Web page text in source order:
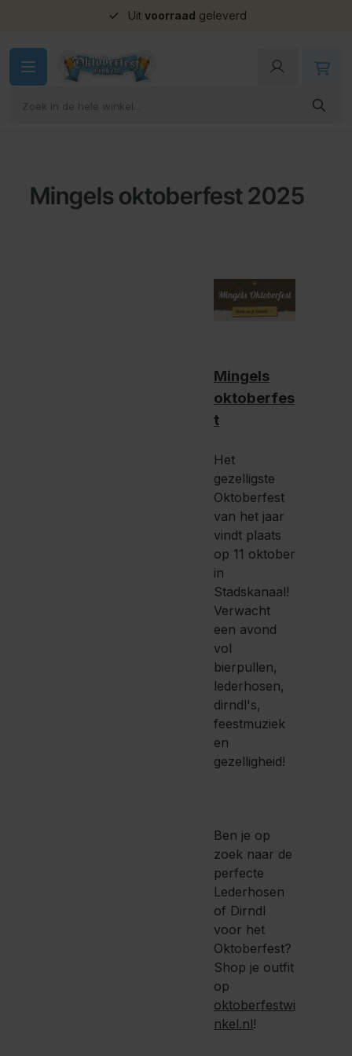
Uit voorraad geleverd
Mingels oktoberfest 2025
Mingels
oktoberfes
t
Het
gezelligste
Oktoberfest
van het jaar
vindt plaats
op 11 oktober
in
Stadskanaal!
Verwacht
een avond
vol
bierpullen,
lederhosen,
dirndl's,
feestmuziek
en
gezelligheid!
Ben je op
zoek naar de
perfecte
Lederhosen
of Dirndl
voor het
Oktoberfest?
Shop je outfit
op
oktoberfestwi
nkel.nl!